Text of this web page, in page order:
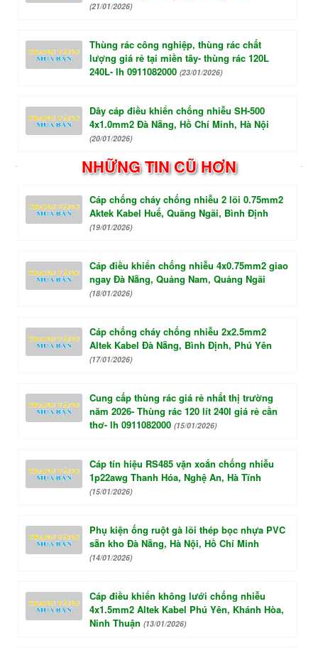
(21/01/2026)
Thùng rác công nghiệp, thùng rác chất
lượng giá rẻ tại miền tây- thùng rác 120L
240L- lh 0911082000 (23/01/2026)
Dây cáp điều khiển chống nhiễu SH-500
4x1.0mm2 Đà Nẵng, Hồ Chí Minh, Hà Nội
(20/01/2026)
NHỮNG TIN CŨ HƠN
Cáp chống cháy chống nhiễu 2 lõi 0.75mm2
Aktek Kabel Huế, Quãng Ngãi, Bình Định
(19/01/2026)
Cáp điều khiển chống nhiễu 4x0.75mm2 giao
ngay Đà Nẵng, Quảng Nam, Quảng Ngãi
(18/01/2026)
Cáp chống cháy chống nhiễu 2x2.5mm2
Altek Kabel Đà Nẵng, Bình Định, Phú Yên
(17/01/2026)
Cung cấp thùng rác giá rẻ nhất thị trường
năm 2026- Thùng rác 120 lít 240l giá rẻ cần
thơ- lh 0911082000 (15/01/2026)
Cáp tín hiệu RS485 vặn xoắn chống nhiễu
1p22awg Thanh Hóa, Nghệ An, Hà Tĩnh
(15/01/2026)
Phụ kiện ống ruột gà lõi thép bọc nhựa PVC
sẵn kho Đà Nẵng, Hà Nội, Hồ Chí Minh
(14/01/2026)
Cáp điều khiển không lưới chống nhiễu
4x1.5mm2 Altek Kabel Phú Yên, Khánh Hòa,
Ninh Thuận (13/01/2026)